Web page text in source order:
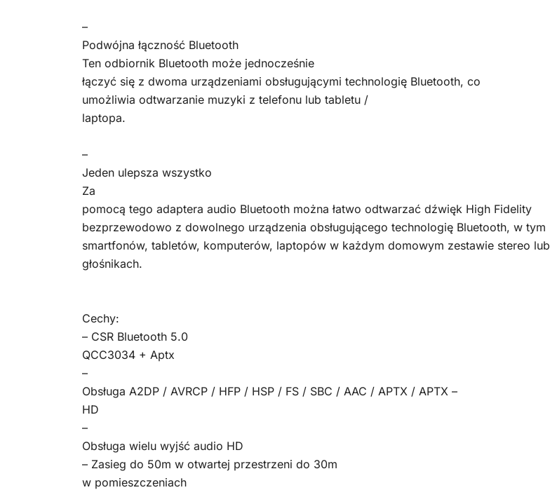
–
Podwójna łączność Bluetooth
Ten odbiornik Bluetooth może jednocześnie
łączyć się z dwoma urządzeniami obsługującymi technologię Bluetooth, co
umożliwia odtwarzanie muzyki z telefonu lub tabletu /
laptopa.
–
Jeden ulepsza wszystko
Za
pomocą tego adaptera audio Bluetooth można łatwo odtwarzać dźwięk High Fidelity
bezprzewodowo z dowolnego urządzenia obsługującego technologię Bluetooth, w tym
smartfonów, tabletów, komputerów, laptopów w każdym domowym zestawie stereo lub
głośnikach.
Cechy:
– CSR Bluetooth 5.0
QCC3034 + Aptx
–
Obsługa A2DP / AVRCP / HFP / HSP / FS / SBC / AAC / APTX / APTX –
HD
–
Obsługa wielu wyjść audio HD
– Zasieg do 50m w otwartej przestrzeni do 30m
w pomieszczeniach